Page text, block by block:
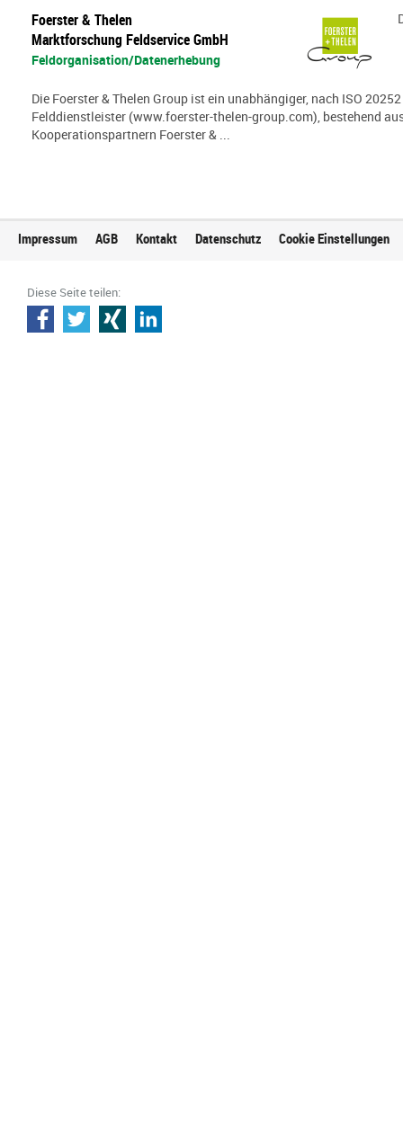
Foerster & Thelen
Marktforschung Feldservice GmbH
Feldorganisation/Datenerhebung
Die Foerster & Thelen Group ist ein unabhängiger, nach ISO
Felddienstleister (www.foerster-thelen-group.com), bestehend
Kooperationspartnern Foerster & ...
Impressum AGB Kontakt Datenschutz Cookie Einstellungen
Diese Seite teilen: